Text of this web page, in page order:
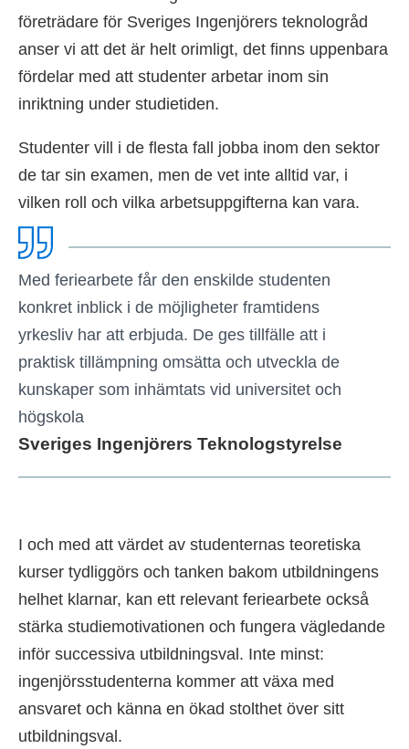
företrädare för Sveriges Ingenjörers teknologråd
anser vi att det är helt orimligt, det finns uppenbara
fördelar med att studenter arbetar inom sin
inriktning under studietiden.
Studenter vill i de flesta fall jobba inom den sektor
de tar sin examen, men de vet inte alltid var, i
vilken roll och vilka arbetsuppgifterna kan vara.
Med feriearbete får den enskilde studenten
konkret inblick i de möjligheter framtidens
yrkesliv har att erbjuda. De ges tillfälle att i
praktisk tillämpning omsätta och utveckla de
kunskaper som inhämtats vid universitet och
högskola
Sveriges Ingenjörers Teknologstyrelse
I och med att värdet av studenternas teoretiska
kurser tydliggörs och tanken bakom utbildningens
helhet klarnar, kan ett relevant feriearbete också
stärka studiemotivationen och fungera vägledande
inför successiva utbildningsval. Inte minst:
ingenjörsstudenterna kommer att växa med
ansvaret och känna en ökad stolthet över sitt
utbildningsval.